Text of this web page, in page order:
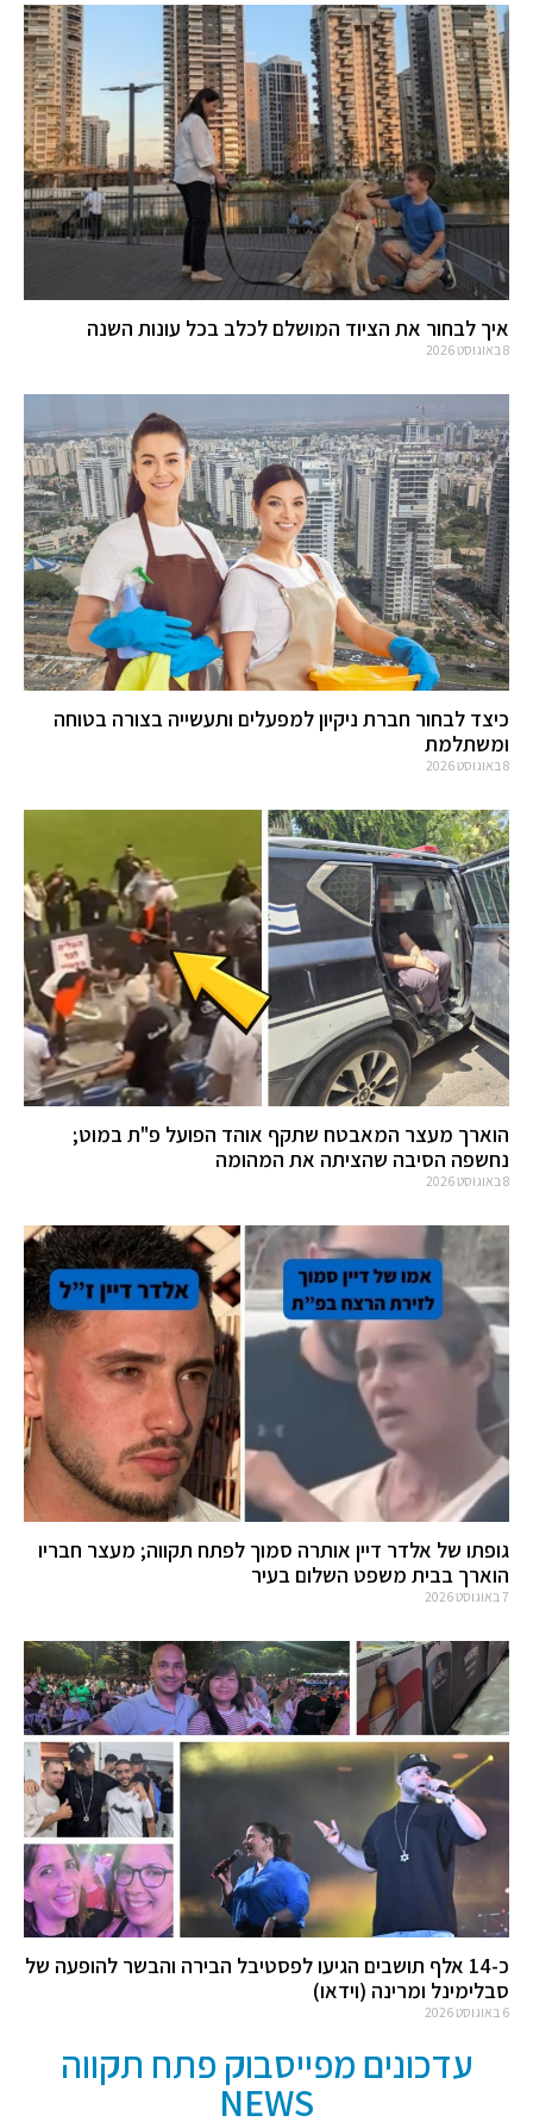
איך לבחור את הציוד המושלם לכלב בכל עונות השנה
8 באוגוסט 2026
כיצד לבחור חברת ניקיון למפעלים ותעשייה בצורה בטוחה
ומשתלמת
8 באוגוסט 2026
הוארך מעצר המאבטח שתקף אוהד הפועל פ"ת במוט;
נחשפה הסיבה שהציתה את המהומה
8 באוגוסט 2026
גופתו של אלדר דיין אותרה סמוך לפתח תקווה; מעצר חבריו
הוארך בבית משפט השלום בעיר
7 באוגוסט 2026
כ-14 אלף תושבים הגיעו לפסטיבל הבירה והבשר להופעה של
סבלימינל ומרינה (וידאו)
6 באוגוסט 2026
עדכונים מפייסבוק פתח תקווה
NEWS